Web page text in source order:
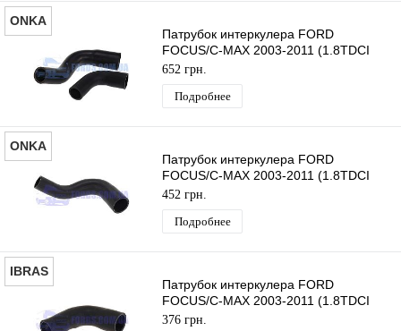
ONKA
Патрубок интеркулера FORD
FOCUS/C-MAX 2003-2011 (1.8TDCI
Короткий+Длинный) ONKA
652 грн.
Подробнее
ONKA
Патрубок интеркулера FORD
FOCUS/C-MAX 2003-2011 (1.8TDCI
Длинный) ONKA
452 грн.
Подробнее
IBRAS
Патрубок интеркулера FORD
FOCUS/C-MAX 2003-2011 (1.8TDCI
Короткий) IBRAS
376 грн.